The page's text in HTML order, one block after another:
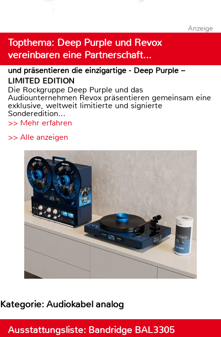
Anzeige
Topthema: Deep Purple und Revox
vereinbaren eine Partnerschaft…
und präsentieren die einzigartige - Deep Purple –
LIMITED EDITION
Die Rockgruppe Deep Purple und das
Audiounternehmen Revox präsentieren gemeinsam eine
exklusive, weltweit limitierte und signierte
Sonderedition...
>> Mehr erfahren
>> Alle anzeigen
Kategorie: Audiokabel analog
Ausstattungsliste: Bandridge BAL3305